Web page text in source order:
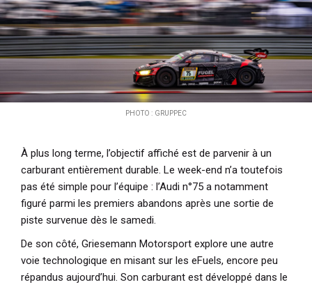
PHOTO : GRUPPEC
À plus long terme, l’objectif affiché est de parvenir à un
carburant entièrement durable. Le week-end n’a toutefois
pas été simple pour l’équipe : l’Audi n°75 a notamment
figuré parmi les premiers abandons après une sortie de
piste survenue dès le samedi.
De son côté, Griesemann Motorsport explore une autre
voie technologique en misant sur les eFuels, encore peu
répandus aujourd’hui. Son carburant est développé dans le